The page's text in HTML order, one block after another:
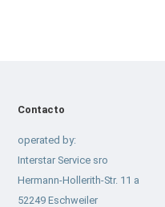
Contacto
operated by:
Interstar Service sro
Hermann-Hollerith-Str. 11 a
52249 Eschweiler